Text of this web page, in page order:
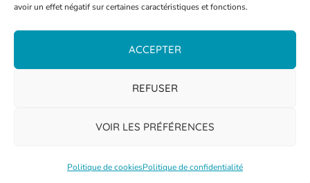
avoir un effet négatif sur certaines caractéristiques et fonctions.
ACCEPTER
REFUSER
VOIR LES PRÉFÉRENCES
Politique de cookiesPolitique de confidentialité